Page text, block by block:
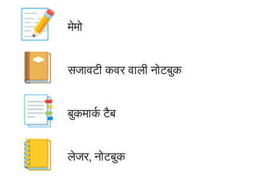
📝 मेमो
📔 सजावटी कवर वाली नोटबुक
📑 बुकमार्क टैब
📒 लेजर, नोटबुक